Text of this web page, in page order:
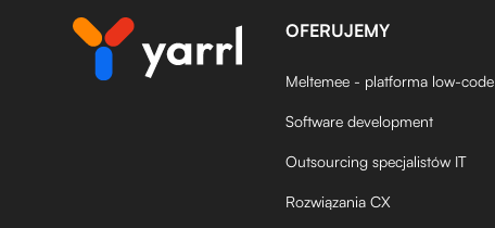
OFERUJEMY
Meltemee - platforma low-code
Software development
Outsourcing specjalistów IT
Rozwiązania CX